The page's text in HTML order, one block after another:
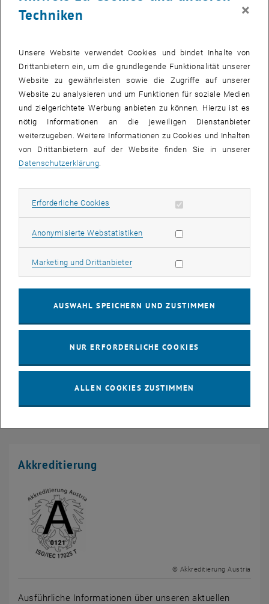
Salzsäure
Teer
Flugkoks
Staub
Wasser
Sauerstoff
Kohlenstoffmonoxid
Kohlenstoffdioxid
Stickstoffoxide
Gesamt organischer Kohlenstoff
Akkreditierung
© Akkreditierung Austria
Ausführliche Informationen über unseren aktuellen
Techniken
×
Unsere Website verwendet Cookies und bindet Inhalte von
Drittanbietern ein, um die grundlegende Funktionalität unserer
Website zu gewährleisten sowie die Zugriffe auf unserer
Website zu analysieren und um Funktionen für soziale Medien
und zielgerichtete Werbung anbieten zu können. Hierzu ist es
nötig Informationen an die jeweiligen Dienstanbieter
weiterzugeben. Weitere Informationen zu Cookies und Inhalten
von Drittanbietern auf der Website finden Sie in unserer
Datenschutzerklärung
Erforderliche Cookies Erforderliche Cookies zulassen
Anonymisierte WebstatistikenStatistik Cookies zulassen
Marketing und DrittanbieterMarketing Cookies zulassen
AUSWAHL SPEICHERN UND ZUSTIMMEN
NUR ERFORDERLICHE COOKIES
ALLEN COOKIES ZUSTIMMEN